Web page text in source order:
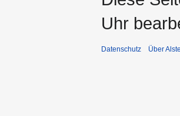
Uhr
Datenschutz Über